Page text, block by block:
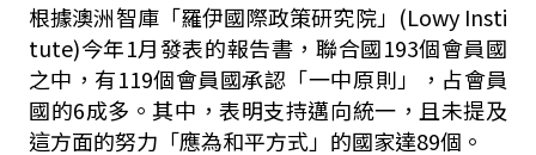
根據澳洲智庫「羅伊國際政策研究院」(Lowy Insti
tute)今年1月發表的報告書，聯合國193個會員國
之中，有119個會員國承認「一中原則」，占會員
國的6成多。其中，表明支持邁向統一，且未提及
這方面的努力「應為和平方式」的國家達89個。